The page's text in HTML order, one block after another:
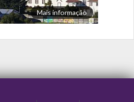
Mais informação